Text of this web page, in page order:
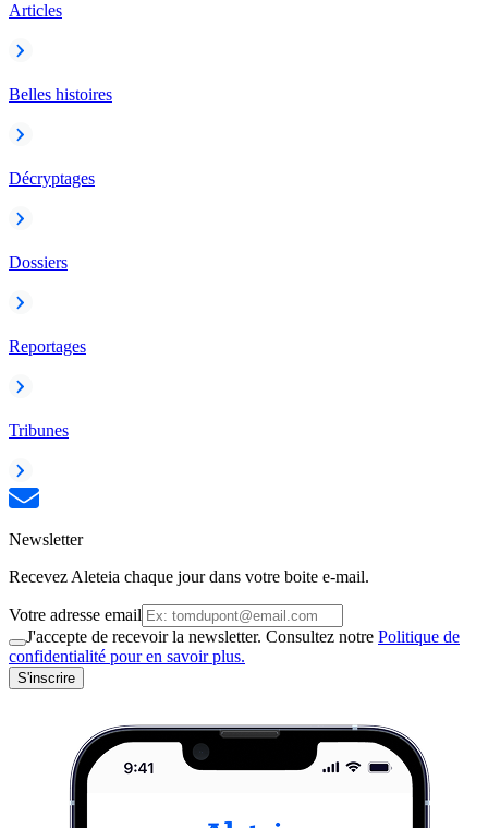
Articles
Belles histoires
Décryptages
Dossiers
Reportages
Tribunes
Newsletter
Recevez Aleteia chaque jour dans votre boite e-mail.
Votre adresse email
J'accepte de recevoir la newsletter. Consultez notre Politique de
confidentialité pour en savoir plus.
S'inscrire